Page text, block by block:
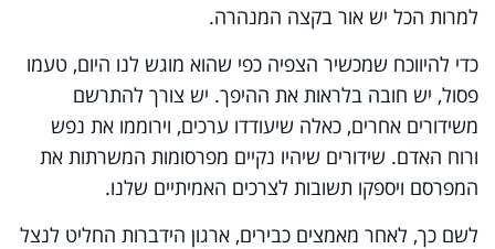
למרות הכל יש אור בקצה המנהרה.
כדי להיווכח שמכשיר הצפיה כפי שהוא מוגש לנו היום, טעמו
פסול, יש חובה בלראות את ההיפך. יש צורך להתרשם
משידורים אחרים, כאלה שיעודדו ערכים, וירוממו את נפש
ורוח האדם. שידורים שיהיו נקיים מפרסומות המשרתות את
המפרסם ויספקו תשובות לצרכים האמיתיים שלנו.
לשם כך, לאחר מאמצים כבירים, ארגון הידברות החליט לנצל